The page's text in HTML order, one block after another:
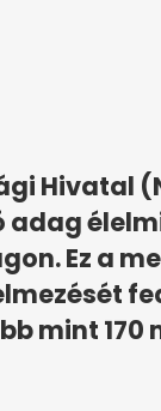
Hivatal
Ez a
mint